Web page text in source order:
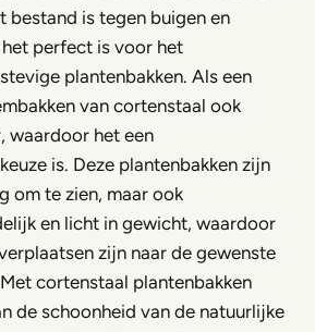
bestand is tegen buigen en
perfect is voor het
plantenbakken. Als een
van cortenstaal ook
waardoor het een
is. Deze plantenbakken zijn
om te zien, maar ook
en licht in gewicht, waardoor
zijn naar de gewenste
cortenstaal plantenbakken
de schoonheid van de natuurlijke